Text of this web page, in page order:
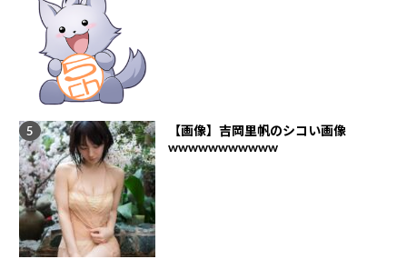
【画像】吉岡里帆のシコい画像
wwwwwwwwwww